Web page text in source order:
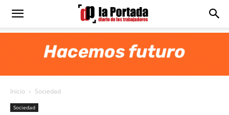
Diario
Portada
Inicio Sociedad
Sociedad